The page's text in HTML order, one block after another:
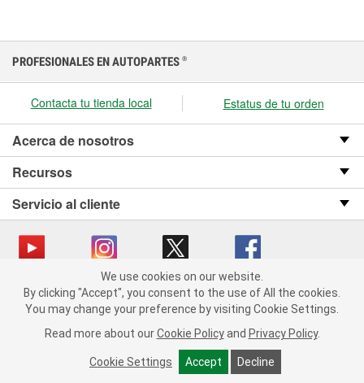
We use cookies on our website. By clicking "Accept", you consent
to the use of All the cookies.
You may change your preference by visiting Cookie Settings.
Read more about our Cookie Policy and Privacy Policy.
Cookie Settings Accept Decline
PROFESIONALES EN AUTOPARTES ®
Contacta tu tienda local Estatus de tu orden
Acerca de nosotros
Recursos
Servicio al cliente
Copyright © 2008-2026 O’Reilly Auto Parts v OST_3.2.0.0.729 (3) cv1361
catalog_main
Política de privacidad
Ley de transparencia en las cadenas de suministro
We use cookies on our website.
By clicking "Accept", you consent to the use of All the cookies.
You may change your preference by visiting Cookie Settings.
Read more about our Cookie Policy and Privacy Policy.
Cookie Settings Accept Decline